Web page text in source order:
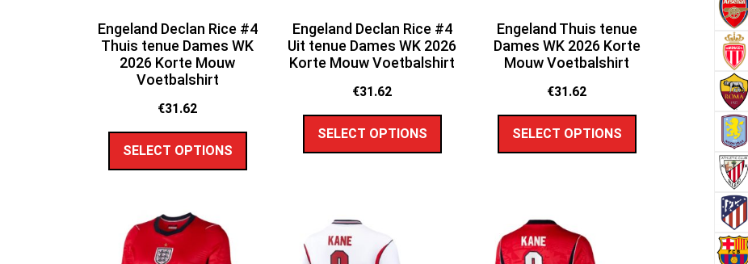
Engeland Declan Rice #4
Thuis tenue Dames WK
2026 Korte Mouw
Voetbalshirt
€31.62
SELECT OPTIONS
Engeland Declan Rice #4
Uit tenue Dames WK 2026
Korte Mouw Voetbalshirt
€31.62
SELECT OPTIONS
Engeland Thuis tenue
Dames WK 2026 Korte
Mouw Voetbalshirt
€31.62
SELECT OPTIONS